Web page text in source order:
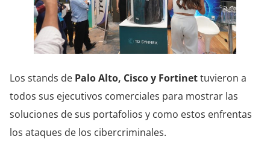
Los stands de Palo Alto, Cisco y Fortinettuvieron a
todos sus ejecutivos comerciales para mostrar las
soluciones de sus portafolios y como estos enfrentas
los ataques de los cibercriminales.